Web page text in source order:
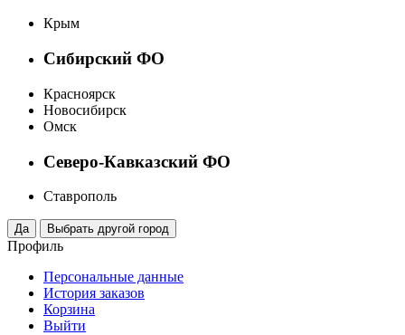
Крым
Сибирский ФО
Красноярск
Новосибирск
Омск
Северо-Кавказский ФО
Ставрополь
Профиль
Персональные данные
История заказов
Корзина
Выйти